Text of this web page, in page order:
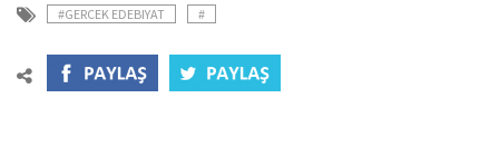
#GERCEK EDEBIYAT #